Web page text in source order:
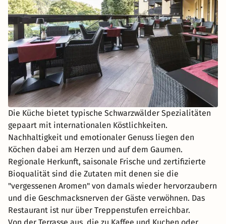
Die Küche bietet typische Schwarzwälder Spezialitäten
gepaart mit internationalen Köstlichkeiten.
Nachhaltigkeit und emotionaler Genuss liegen den
Köchen dabei am Herzen und auf dem Gaumen.
Regionale Herkunft, saisonale Frische und zertifizierte
Bioqualität sind die Zutaten mit denen sie die
"vergessenen Aromen" von damals wieder hervorzaubern
und die Geschmacksnerven der Gäste verwöhnen. Das
Restaurant ist nur über Treppenstufen erreichbar.
Von der Terrasse aus, die zu Kaffee und Kuchen oder